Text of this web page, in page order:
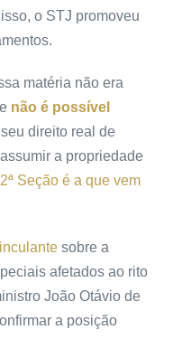
o STJ promoveu
matéria não era
não é possível
direito real de
a propriedade
Seção é a que vem
sobre a
afetados ao rito
João Otávio de
a posição